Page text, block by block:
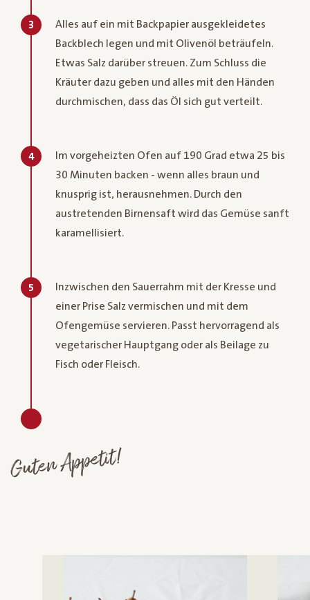
3
Alles auf ein mit Backpapier ausgekleidetes
Backblech legen und mit Olivenöl beträufeln.
Etwas Salz darüber streuen. Zum Schluss die
Kräuter dazu geben und alles mit den Händen
durchmischen, dass das Öl sich gut verteilt.
4
Im vorgeheizten Ofen auf 190 Grad etwa 25 bis
30 Minuten backen - wenn alles braun und
knusprig ist, herausnehmen. Durch den
austretenden Birnensaft wird das Gemüse sanft
karamellisiert.
5
Inzwischen den Sauerrahm mit der Kresse und
einer Prise Salz vermischen und mit dem
Ofengemüse servieren. Passt hervorragend als
vegetarischer Hauptgang oder als Beilage zu
Fisch oder Fleisch.
Guten Appetit!